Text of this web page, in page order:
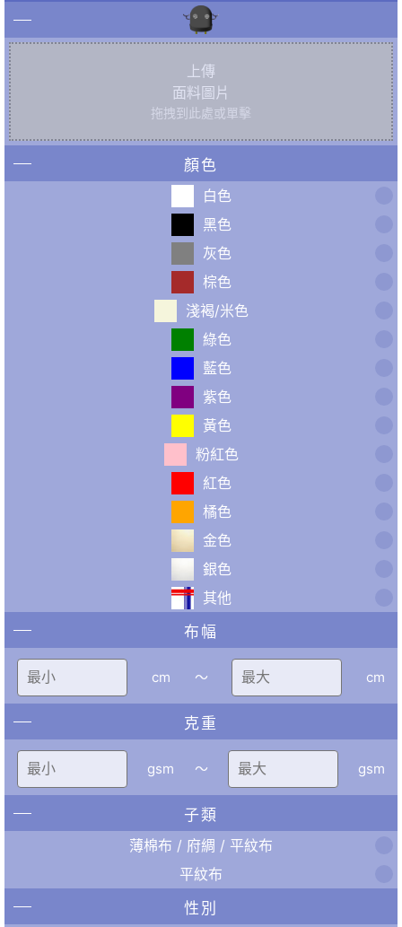
上傳
面料圖片
拖拽到此處或單擊
顏色
白色
黑色
灰色
棕色
淺褐/米色
綠色
藍色
紫色
黃色
粉紅色
紅色
橘色
金色
銀色
其他
布幅
cm 〜 cm
克重
gsm 〜 gsm
子類
薄棉布 / 府綢 / 平紋布
平紋布
性別